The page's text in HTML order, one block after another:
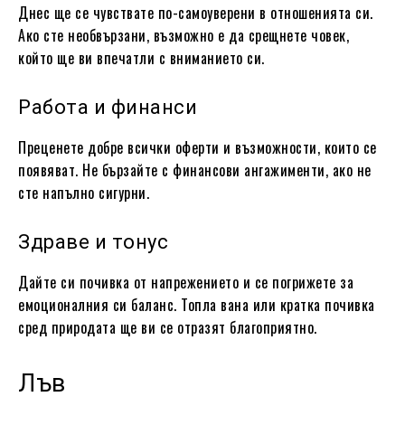
Днес ще се чувствате по-самоуверени в отношенията си.
Ако сте необвързани, възможно е да срещнете човек,
който ще ви впечатли с вниманието си.
Работа и финанси
Преценете добре всички оферти и възможности, които се
появяват. Не бързайте с финансови ангажименти, ако не
сте напълно сигурни.
Здраве и тонус
Дайте си почивка от напрежението и се погрижете за
емоционалния си баланс. Топла вана или кратка почивка
сред природата ще ви се отразят благоприятно.
Лъв